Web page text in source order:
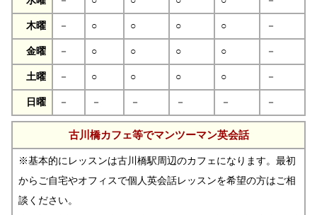
木曜 － ○ ○ ○ ○ －
金曜 － ○ ○ ○ ○ －
土曜 － ○ ○ ○ ○ －
日曜 － － － － － －
古川橋カフェ等でマンツーマン英会話
※基本的にレッスンは古川橋駅周辺のカフェになります。最初
からご自宅やオフィスで個人英会話レッスンを希望の方はご相
談ください。